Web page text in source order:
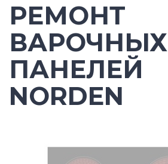
РЕМОНТ
ВАРОЧНЫХ
ПАНЕЛЕЙ
NORDEN